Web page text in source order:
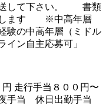
送して下さい。 書類
します ※中高年層
験の中高年層（ミドル
ン自主応募可」
走行手当８００円〜
手当 休日出勤手当